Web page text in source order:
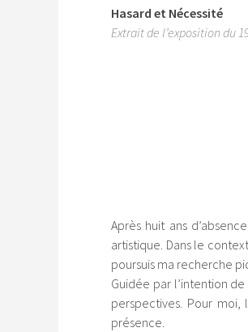
Hasard et Nécessité
Extrait de l’exposition du
Après huit ans
artistique. Dans le
poursuis ma recherche
Guidée par l’intention
perspectives. Pour
présence.